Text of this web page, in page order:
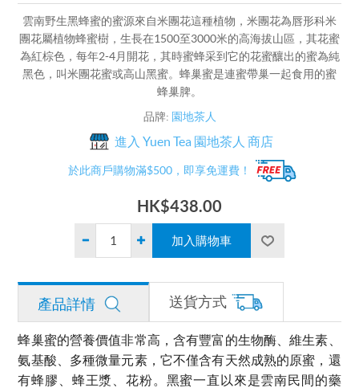
雲南野生黑蜂蜜的蜜源來自米團花這種植物，米團花為唇形科米
團花屬植物蜂蜜樹，生長在1500至3000米的高海拔山區，其花蜜
為紅棕色，每年2-4月開花，其時蜜蜂采到它的花蜜釀出的蜜為純
黑色，叫米團花蜜或高山黑蜜。蜂巢蜜是連蜜帶巢一起食用的蜜
蜂巢脾。
品牌: 園地茶人
進入 Yuen Tea 園地茶人 商店
於此商戶購物滿$500，即享免運費！
HK$438.00
產品詳情 送貨方式
蜂巢蜜的營養價值非常高，含有豐富的生物酶、維生素、
氨基酸、多種微量元素，它不僅含有天然成熟的原蜜，還
有蜂膠、蜂王漿、花粉。黑蜜一直以來是雲南民間的藥